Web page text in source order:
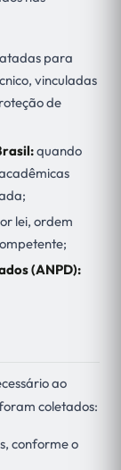
para
vinculadas
de
quando
lei, ordem
(ANPD):
ao
coletados:
conforme o